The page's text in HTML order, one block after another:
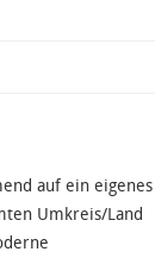
auf ein eigenes
Umkreis/Land